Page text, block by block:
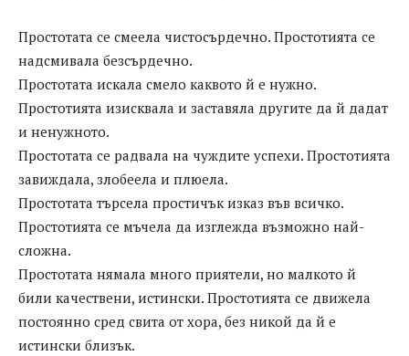
Простотата се смеела чистосърдечно. Простотията се
надсмивала безсърдечно.
Простотата искала смело каквото й е нужно.
Простотията изисквала и заставяла другите да й дадат
и ненужното.
Простотата се радвала на чуждите успехи. Простотията
завиждала, злобеела и плюела.
Простотата търсела простичък изказ във всичко.
Простотията се мъчела да изглежда възможно най-
сложна.
Простотата нямала много приятели, но малкото й
били качествени, истински. Простотията се движела
постоянно сред свита от хора, без никой да й е
истински близък.